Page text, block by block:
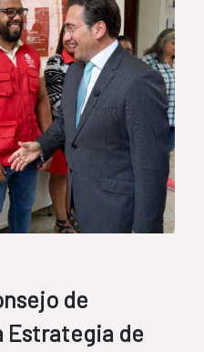
de
Estrategia de